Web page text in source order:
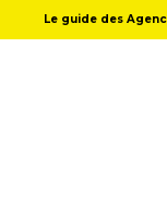
Le guide des